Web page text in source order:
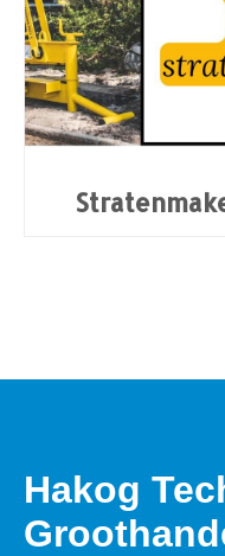
Hakog